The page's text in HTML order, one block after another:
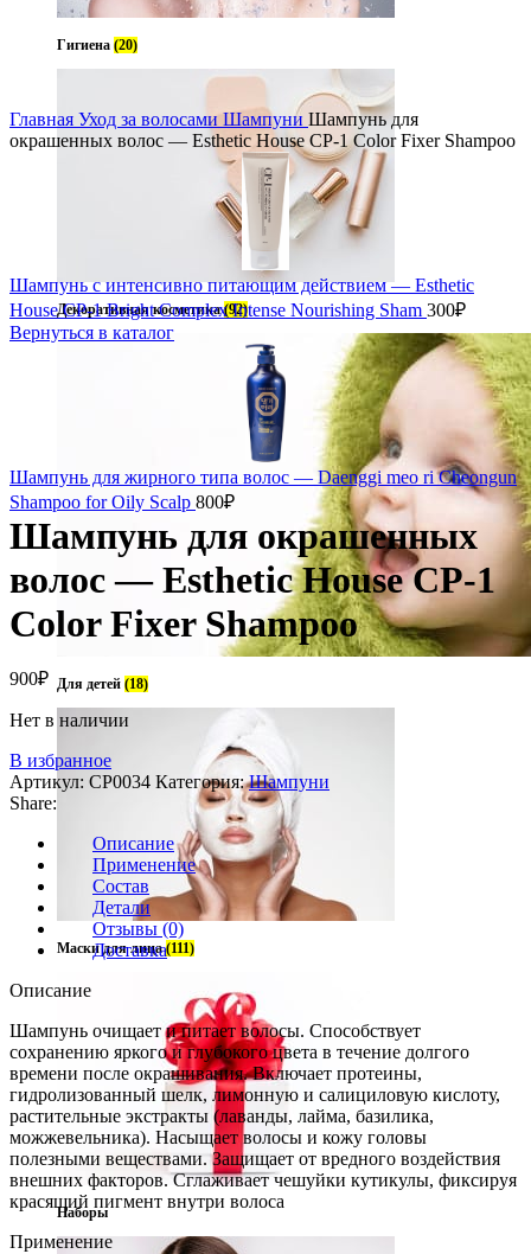
Гигиена (20)
Декоративная косметика(92)
Для детей (18)
Маски для лица(111)
Наборы
Главная Уход за волосами Шампуни Шампунь для
окрашенных волос — Esthetic House CP-1 Color Fixer Shampoo
Шампунь с интенсивно питающим действием — Esthetic
House CP-1 Bright Complex Intense Nourishing Sham 300₽
Вернуться в каталог
Шампунь для жирного типа волос — Daenggi meo ri Cheongun
Shampoo for Oily Scalp 800₽
Шампунь для окрашенных
волос — Esthetic House CP-1
Color Fixer Shampoo
900₽
Нет в наличии
В избранное
Артикул: CP0034 Категория: Шампуни
Share:
Описание
Применение
Состав
Детали
Отзывы (0)
Доставка
Описание
Шампунь очищает и питает волосы. Способствует
сохранению яркого и глубокого цвета в течение долгого
времени после окрашивания. Включает протеины,
гидролизованный шелк, лимонную и салициловую кислоту,
растительные экстракты (лаванды, лайма, базилика,
можжевельника). Насыщает волосы и кожу головы
полезными веществами. Защищает от вредного воздействия
внешних факторов. Сглаживает чешуйки кутикулы, фиксируя
красящий пигмент внутри волоса
Применение